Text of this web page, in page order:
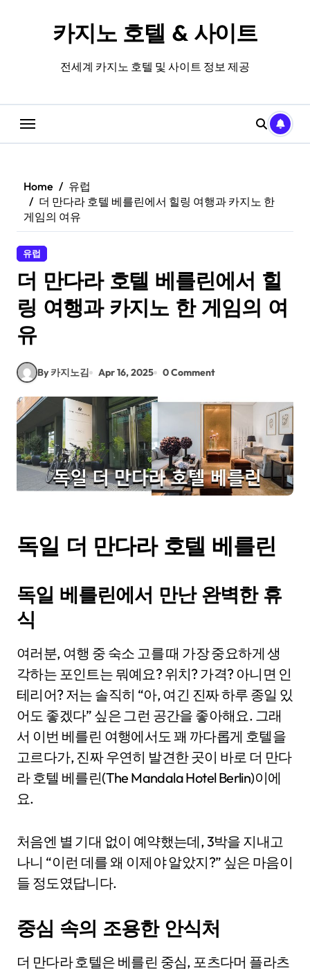
카지노 호텔 & 사이트
전세계 카지노 호텔 및 사이트 정보 제공
Home
유럽
더 만다라 호텔 베를린에서 힐링 여행과 카지노 한
게임의 여유
유럽
더 만다라 호텔 베를린에서 힐
링 여행과 카지노 한 게임의 여
유
By 카지노김 Apr 16, 2025 0 Comment
독일 더 만다라 호텔 베를린
독일 베를린에서 만난 완벽한 휴
식
여러분, 여행 중 숙소 고를 때 가장 중요하게 생
각하는 포인트는 뭐예요? 위치? 가격? 아니면 인
테리어? 저는 솔직히 “아, 여긴 진짜 하루 종일 있
어도 좋겠다” 싶은 그런 공간을 좋아해요. 그래
서 이번 베를린 여행에서도 꽤 까다롭게 호텔을
고르다가, 진짜 우연히 발견한 곳이 바로 더 만다
라 호텔 베를린(The Mandala Hotel Berlin)이에
요.
처음엔 별 기대 없이 예약했는데, 3박을 지내고
나니 “이런 데를 왜 이제야 알았지?” 싶은 마음이
들 정도였답니다.
중심 속의 조용한 안식처
더 만다라 호텔은 베를린 중심, 포츠다머 플라츠